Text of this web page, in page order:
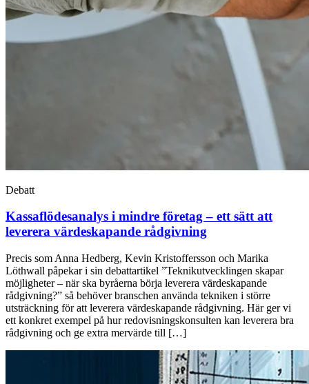
Debatt
Kassaflödesanalys i mindre företag – ett sätt att
leverera värdeskapande rådgivning
Precis som Anna Hedberg, Kevin Kristoffersson och Marika
Löthwall påpekar i sin debattartikel ”Teknikutvecklingen skapar
möjligheter – när ska byråerna börja leverera värdeskapande
rådgivning?” så behöver branschen använda tekniken i större
utsträckning för att leverera värdeskapande rådgivning. Här ger vi
ett konkret exempel på hur redovisningskonsulten kan leverera bra
rådgivning och ge extra mervärde till […]